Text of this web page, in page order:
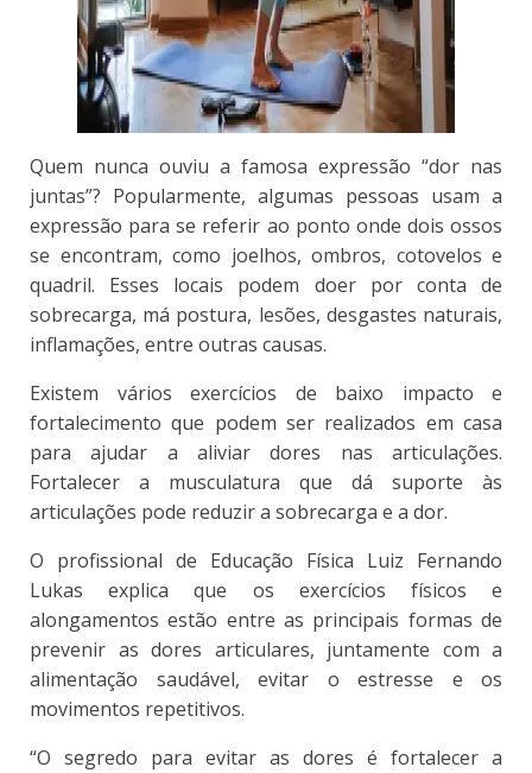
Quem nunca ouviu a famosa expressão “dor nas
juntas”? Popularmente, algumas pessoas usam a
expressão para se referir ao ponto onde dois ossos
se encontram, como joelhos, ombros, cotovelos e
quadril. Esses locais podem doer por conta de
sobrecarga, má postura, lesões, desgastes naturais,
inflamações, entre outras causas.
Existem vários exercícios de baixo impacto e
fortalecimento que podem ser realizados em casa
para ajudar a aliviar dores nas articulações.
Fortalecer a musculatura que dá suporte às
articulações pode reduzir a sobrecarga e a dor.
O profissional de Educação Física Luiz Fernando
Lukas explica que os exercícios físicos e
alongamentos estão entre as principais formas de
prevenir as dores articulares, juntamente com a
alimentação saudável, evitar o estresse e os
movimentos repetitivos.
“O segredo para evitar as dores é fortalecer a